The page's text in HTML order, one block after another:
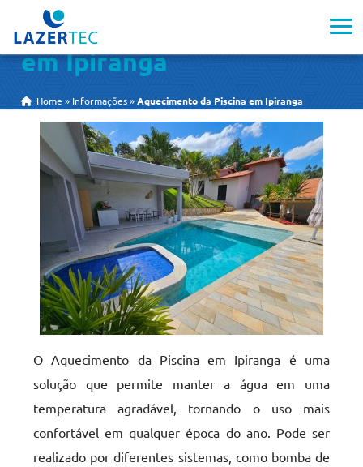
Aquecimento da Piscina
em Ipiranga
Home » Informações »Aquecimento da Piscina em Ipiranga
O Aquecimento da Piscina em Ipiranga é uma
solução que permite manter a água em uma
temperatura agradável, tornando o uso mais
confortável em qualquer época do ano. Pode ser
realizado por diferentes sistemas, como bomba de